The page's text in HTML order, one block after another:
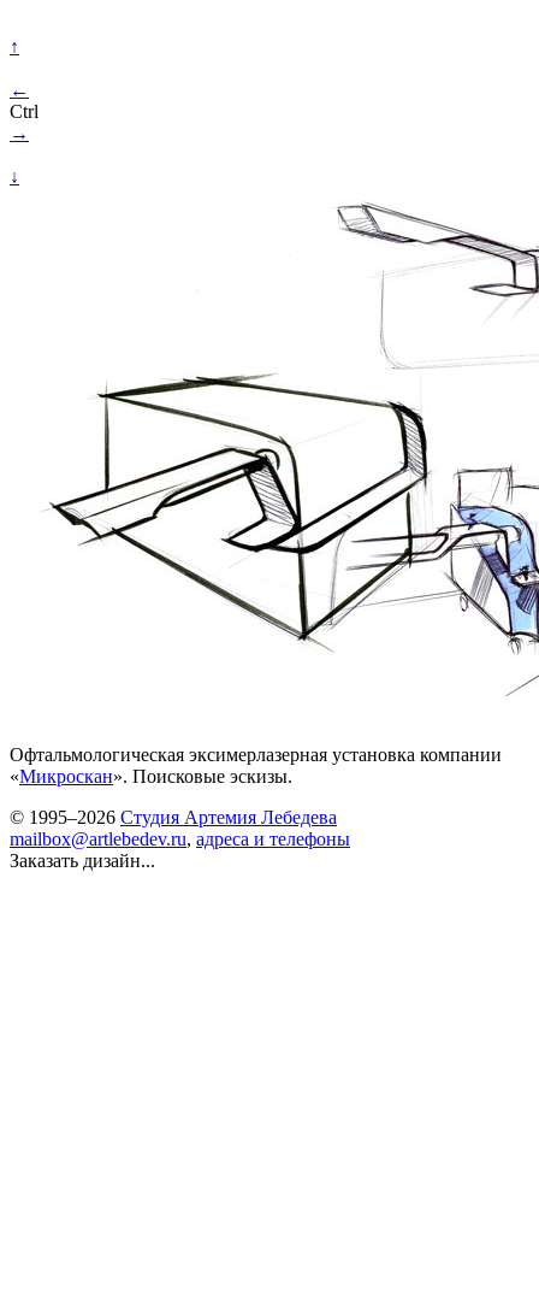
↑
←
Ctrl
→
↓
Офтальмологическая эксимерлазерная установка компании
«Микроскан». Поисковые эскизы.
© 1995–2026 Студия Артемия Лебедева
mailbox@artlebedev.ru, адреса и телефоны
Заказать дизайн...